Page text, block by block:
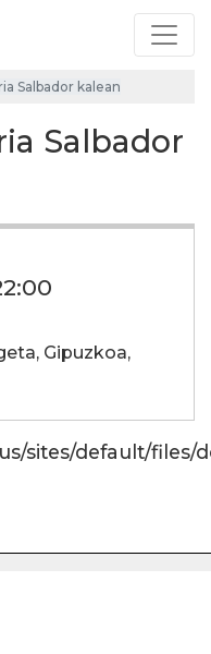
Salbador kalean
Salbador
Gipuzkoa,
sites/default/files/